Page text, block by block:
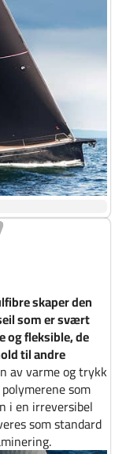
skaper den
som er svært
og fleksible, de
til andre
av varme og trykk
som
i en irreversibel
som standard